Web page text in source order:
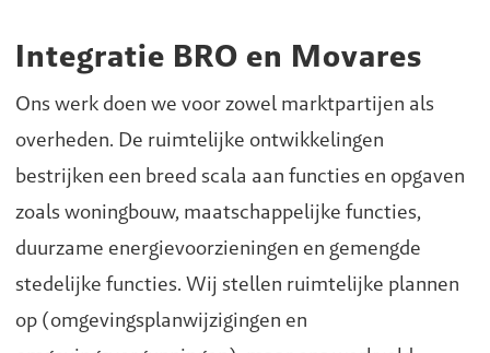
Integratie BRO en Movares
Ons werk doen we voor zowel marktpartijen als
overheden. De ruimtelijke ontwikkelingen
bestrijken een breed scala aan functies en opgaven
zoals woningbouw, maatschappelijke functies,
duurzame energievoorzieningen en gemengde
stedelijke functies. Wij stellen ruimtelijke plannen
op (omgevingsplanwijzigingen en